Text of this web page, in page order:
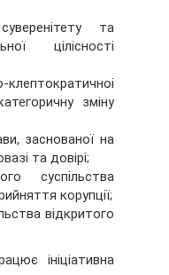
та
цілісності
зміну
заснованої на
та довірі;
суспільства
корупції;
відкритого
ініціативна